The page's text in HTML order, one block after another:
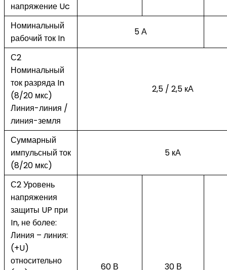
напряжение Uc
Номинальный
рабочий ток In
5 А
С2
Номинальный
ток разряда In
(8/20 мкс)
Линия-линия /
линия-земля
2,5 / 2,5 кА
Суммарный
импульсный ток
(8/20 мкс)
5 кА
С2 Уровень
напряжения
защиты UP при
In, не более:
Линия – линия:
(+U)
относительно
60 В
30 В